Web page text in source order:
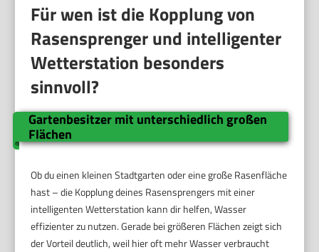
Für wen ist die Kopplung von
Rasensprenger und intelligenter
Wetterstation besonders
sinnvoll?
Gartenbesitzer mit unterschiedlich großen
Flächen
Ob du einen kleinen Stadtgarten oder eine große Rasenfläche
hast – die Kopplung deines Rasensprengers mit einer
intelligenten Wetterstation kann dir helfen, Wasser
effizienter zu nutzen. Gerade bei größeren Flächen zeigt sich
der Vorteil deutlich, weil hier oft mehr Wasser verbraucht